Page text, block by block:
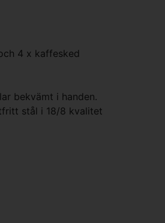
4 x kaffesked
bekvämt i handen.
stål i 18/8 kvalitet